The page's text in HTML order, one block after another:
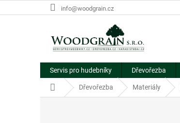
na
info@woodgrain.cz
Servis pro hudebníky Dřevořezba
Domů Dřevořezba Materiály